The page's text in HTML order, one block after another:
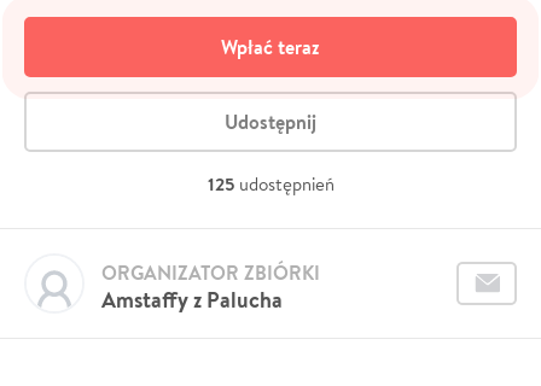
Wpłać teraz
Udostępnij
125 udostępnień
Amstaffy z Palucha
ORGANIZATOR ZBIÓRKI